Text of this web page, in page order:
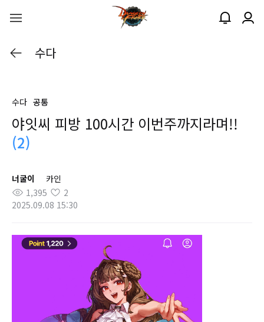
수다
수다 공통
야잇씨 피방 100시간 이번주까지라며!!
(2)
너굴이
카인
1,395
2
2025.09.08 15:30